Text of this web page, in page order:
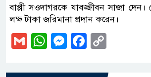
বাপ্পী সওদাগরকে যাবজ্জীবন সাজা
লক্ষ টাকা জরিমানা প্রদান করেন।
GmailWhatsApp
Messenger
Facebook